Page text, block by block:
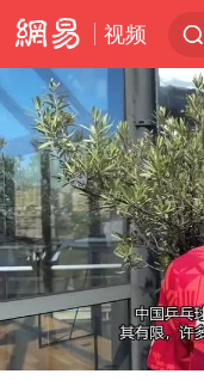
视频
Play
00:00